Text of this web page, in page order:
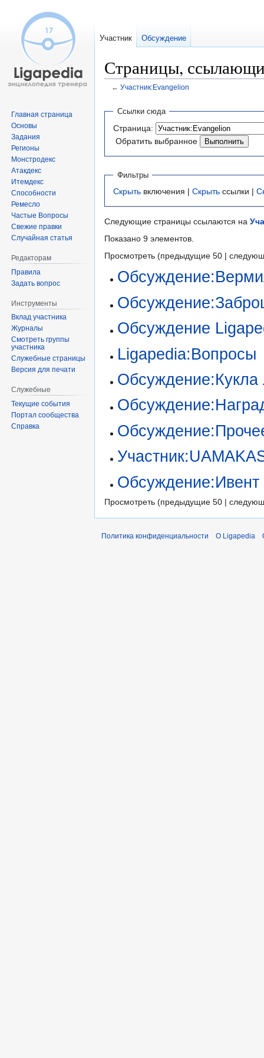
Страницы,
← Участник:Evangelion
Перейти
навигации
Перейти
поиску
Ссылки сюда
Страница:
Обратить выбранное
Фильтры
Скрыть включения | Скрыть ссылки |
Следующие страницы ссылаются на
Показано 9 элементов.
Просмотреть (предыдущие 50 |
Обсуждение
Ligapedia:Вопросы
Просмотреть (предыдущие 50 |
Участник Обсуждение
Главная страница
Основы
Задания
Регионы
Монстродекс
Атакдекс
Итемдекс
Способности
Ремесло
Частые Вопросы
Свежие правки
Случайная статья
Редакторам
Правила
Задать вопрос
Инструменты
Вклад участника
Журналы
Смотреть группы
участника
Служебные страницы
Версия для печати
Служебные
Текущие события
Портал сообщества
Справка
Политика конфиденциальности О Ligapedia